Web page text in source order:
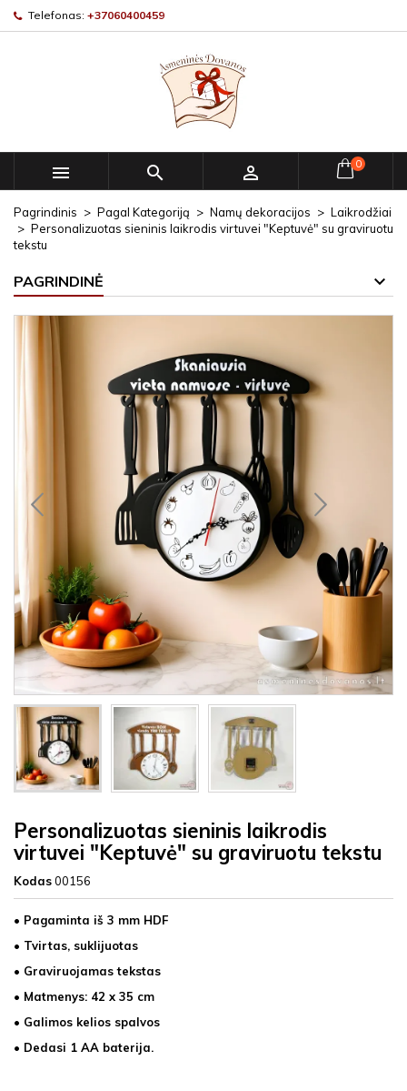
Telefonas: +37060400459
   0
Pagrindinis Pagal Kategoriją Namų dekoracijos
Laikrodžiai
Personalizuotas sieninis laikrodis virtuvei "Keptuvė" su graviruotu
tekstu
PAGRINDINĖ
Personalizuotas sieninis laikrodis
virtuvei "Keptuvė" su graviruotu tekstu
Kodas00156
• Pagaminta iš 3 mm HDF
• Tvirtas, suklijuotas
• Graviruojamas tekstas
• Matmenys: 42 x 35 cm
• Galimos kelios spalvos
• Dedasi 1 AA baterija.